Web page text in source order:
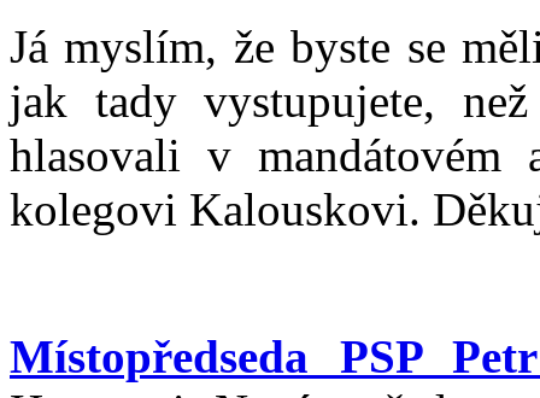
Já myslím, že byste se
jak tady vystupujete,
hlasovali v
kolegovi Kalouskovi.
Místopředseda PSP